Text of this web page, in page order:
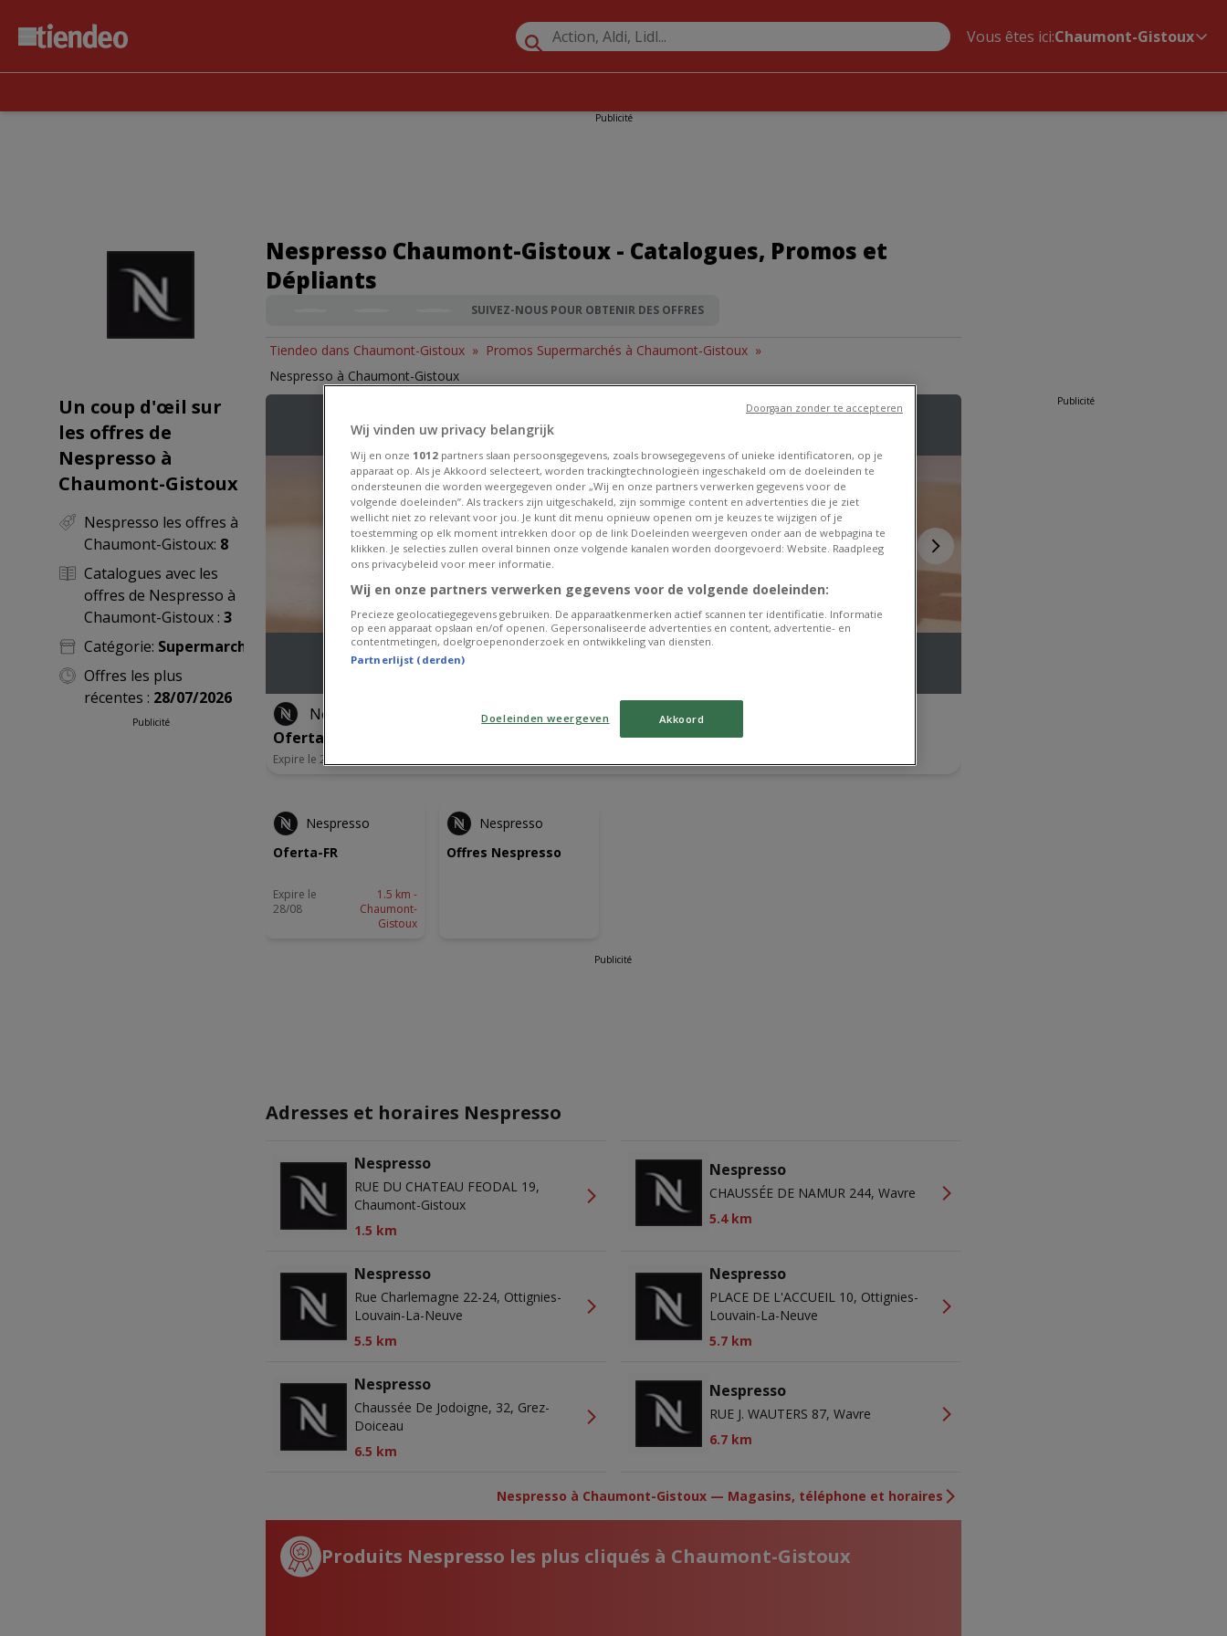
Vous êtes ici:Chaumont-Gistoux
Publicité
Nespresso Chaumont-Gistoux - Catalogues, Promos et
Dépliants
SUIVEZ-NOUS POUR OBTENIR DES OFFRES
Tiendeo dans Chaumont-Gistoux » Promos Supermarchés à Chaumont-Gistoux »
Nespresso à Chaumont-Gistoux
Un coup d'œil sur
les offres de
Nespresso à
Chaumont-Gistoux
Nespresso les offres à
Chaumont-Gistoux: 8
Catalogues avec les
offres de Nespresso à
Chaumont-Gistoux : 3
Catégorie: Supermarchés
Offres les plus
récentes : 28/07/2026
Publicité
Nespresso
Oferta-NL
Expire le 28/08
Nespresso
Oferta-FR
Expire le
28/08
1.5 km -
Chaumont-
Gistoux
Nespresso
Offres Nespresso
Publicité
Adresses et horaires Nespresso
Nespresso
RUE DU CHATEAU FEODAL 19,
Chaumont-Gistoux
1.5 km
Nespresso
CHAUSSÉE DE NAMUR 244, Wavre
5.4 km
Nespresso
Rue Charlemagne 22-24, Ottignies-
Louvain-La-Neuve
5.5 km
Nespresso
PLACE DE L'ACCUEIL 10, Ottignies-
Louvain-La-Neuve
5.7 km
Nespresso
Chaussée De Jodoigne, 32, Grez-
Doiceau
6.5 km
Nespresso
RUE J. WAUTERS 87, Wavre
6.7 km
Nespresso à Chaumont-Gistoux — Magasins, téléphone et horaires
Produits Nespresso les plus cliqués à Chaumont-Gistoux
Publicité
Wij vinden uw privacy belangrijk
Wij en onze 1012 partners slaan persoonsgegevens, zoals browsegegevens of unieke identificatoren, op je
apparaat op. Als je Akkoord selecteert, worden trackingtechnologieën ingeschakeld om de doeleinden te
ondersteunen die worden weergegeven onder „Wij en onze partners verwerken gegevens voor de
volgende doeleinden”. Als trackers zijn uitgeschakeld, zijn sommige content en advertenties die je ziet
wellicht niet zo relevant voor jou. Je kunt dit menu opnieuw openen om je keuzes te wijzigen of je
toestemming op elk moment intrekken door op de link Doeleinden weergeven onder aan de webpagina te
klikken. Je selecties zullen overal binnen onze volgende kanalen worden doorgevoerd: Website. Raadpleeg
ons privacybeleid voor meer informatie.
Wij en onze partners verwerken gegevens voor de volgende doeleinden:
Precieze geolocatiegegevens gebruiken. De apparaatkenmerken actief scannen ter identificatie. Informatie
op een apparaat opslaan en/of openen. Gepersonaliseerde advertenties en content, advertentie- en
contentmetingen, doelgroepenonderzoek en ontwikkeling van diensten.
Partnerlijst (derden)
Doeleinden weergeven Akkoord
Doorgaan zonder te accepteren